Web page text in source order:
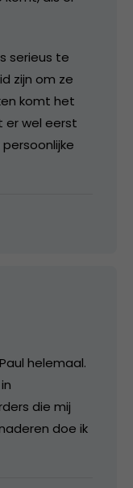
serieus te
zijn om ze
komt het
er wel eerst
helemaal.
die mij
doe ik